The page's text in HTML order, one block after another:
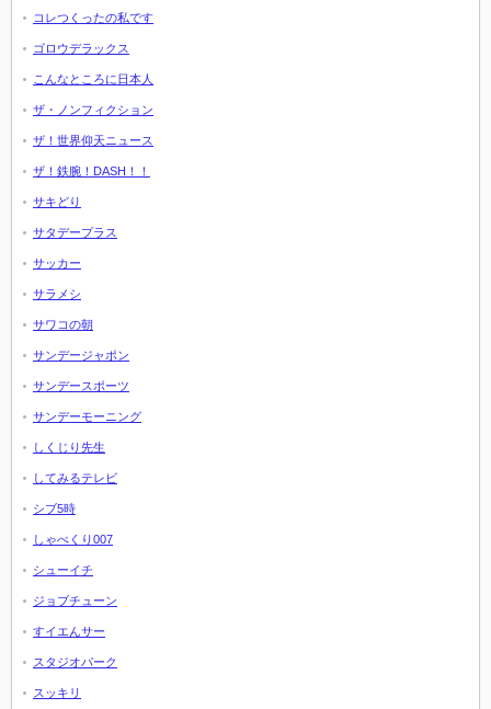
コレつくったの私です
ゴロウデラックス
こんなところに日本人
ザ・ノンフィクション
ザ！世界仰天ニュース
ザ！鉄腕！DASH！！
サキどり
サタデープラス
サッカー
サラメシ
サワコの朝
サンデージャポン
サンデースポーツ
サンデーモーニング
しくじり先生
してみるテレビ
シブ5時
しゃべくり007
シューイチ
ジョブチューン
すイエんサー
スタジオパーク
スッキリ